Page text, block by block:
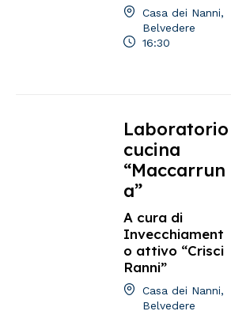
Casa dei Nanni,
Belvedere
16:30
Laboratorio
cucina
“Maccarrun
a”
A cura di
Invecchiament
o attivo “Crisci
Ranni”
Casa dei Nanni,
Belvedere